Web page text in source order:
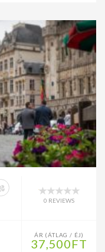
0 REVIEWS
ÁR (ÁTLAG / ÉJ)
37,500FT